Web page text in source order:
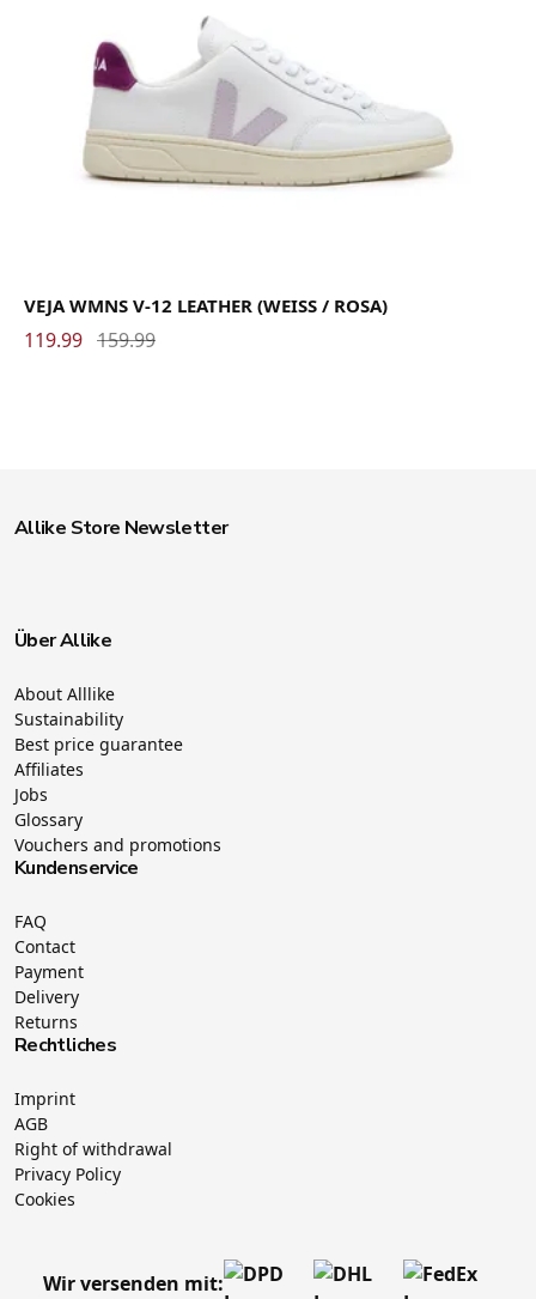
VEJA WMNS V-12 LEATHER (WEISS / ROSA)
119.99 159.99
Allike Store Newsletter
Über Allike
About Alllike
Sustainability
Best price guarantee
Affiliates
Jobs
Glossary
Vouchers and promotions
Kundenservice
FAQ
Contact
Payment
Delivery
Returns
Rechtliches
Imprint
AGB
Right of withdrawal
Privacy Policy
Cookies
Wir versenden mit: